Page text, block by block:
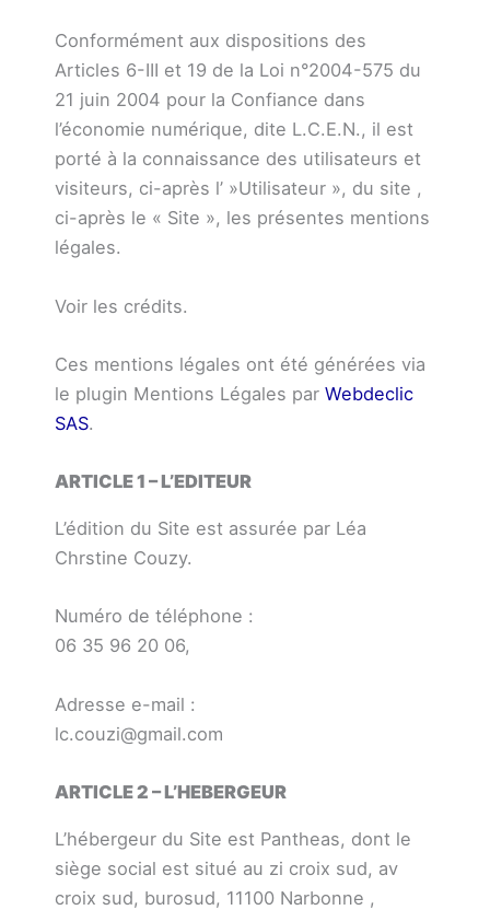
Conformément aux dispositions des
Articles 6-III et 19 de la Loi n°2004-575 du
21 juin 2004 pour la Confiance dans
l’économie numérique, dite L.C.E.N., il est
porté à la connaissance des utilisateurs et
visiteurs, ci-après l’ »Utilisateur », du site ,
ci-après le « Site », les présentes mentions
légales.
Voir les crédits.
Ces mentions légales ont été générées via
le plugin Mentions Légales par Webdeclic
SAS.
ARTICLE 1 – L’EDITEUR
L’édition du Site est assurée par Léa
Chrstine Couzy.
Numéro de téléphone :
06 35 96 20 06,
Adresse e-mail :
lc.couzi@gmail.com
ARTICLE 2 – L’HEBERGEUR
L’hébergeur du Site est Pantheas, dont le
siège social est situé au zi croix sud, av
croix sud, burosud, 11100 Narbonne ,